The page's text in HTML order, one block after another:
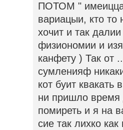
ПОТОМ " имеицца
вариацыи, кто то
хочит и так
физиономии и
канфету ) Так от
сумленияф
кот буит
ни пришло время
помиреть и я на
сие так лихко